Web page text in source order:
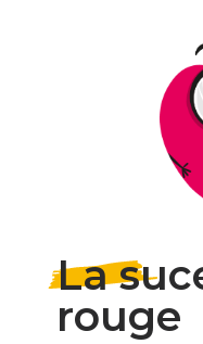
La
rouge